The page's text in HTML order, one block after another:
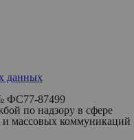
данных
ФС77-87499
по надзору в сфере
массовых коммуникаций